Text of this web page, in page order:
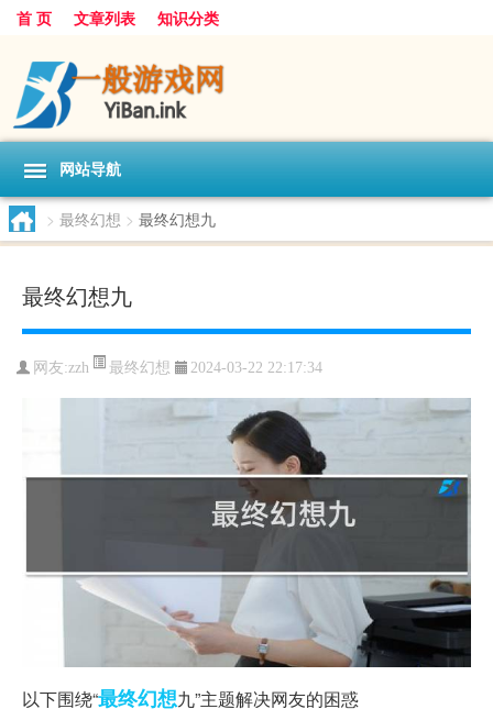
首 页 文章列表 知识分类
网站导航
> 最终幻想 > 最终幻想九
最终幻想九
网友:zzh 最终幻想 2024-03-22 22:17:34
以下围绕“最终幻想九”主题解决网友的困惑